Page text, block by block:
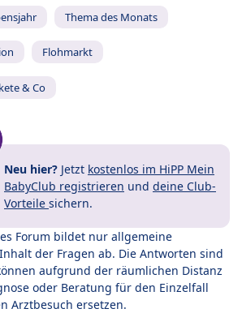
Thema des Monats
Flohmarkt
& Co
Neu hier? Jetzt kostenlos im HiPP Mein
BabyClub registrieren und deine Club-
Vorteile sichern.
Forum bildet nur allgemeine
der Fragen ab. Die Antworten sind
aufgrund der räumlichen Distanz
oder Beratung für den Einzelfall
Arztbesuch ersetzen.